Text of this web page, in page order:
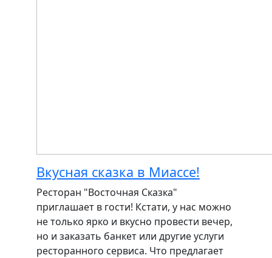
Вкусная сказка в Миассе!
Ресторан "Восточная Сказка"
приглашает в гости! Кстати, у нас можно
не только ярко и вкусно провести вечер,
но и заказать банкет или другие услуги
ресторанного сервиса. Что предлагает